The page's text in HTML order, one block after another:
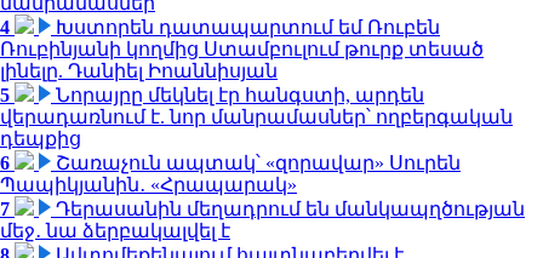
4
Խստորեն դատապարտում եմ Ռուբեն
Ռուբինյանի կողմից Ստամբուլում թուրք տեսած
լինելը. Դանիել Իոաննիսյան
5
Նորայրը մեկնել էր հանգստի, արդեն
վերադառնում է. նոր մանրամասներ՝ ողբերգական
դեպքից
6
Շառաչուն ապտակ՝ «զորավար» Սուրեն
Պապիկյանին․ «Հրապարակ»
7
Դերասանին մեղադրում են մանկապղծության
մեջ․ նա ձերբակալվել է